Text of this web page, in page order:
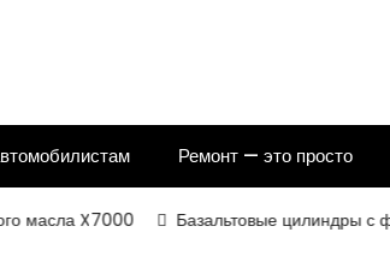
Ремонт — это просто
X7000 Базальтовые цилиндры с